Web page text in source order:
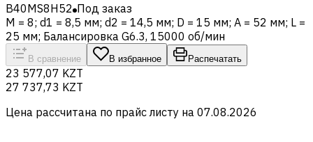
B40MS8H52 Под заказ
M = 8; d1 = 8,5 мм; d2 = 14,5 мм; D = 15 мм; A = 52 мм; L =
25 мм; Балансировка G6.3, 15000 об/мин
В сравнение В избранное Распечатать
23 577,07 KZT
27 737,73 KZT
Цена рассчитана по прайс листу на 07.08.2026